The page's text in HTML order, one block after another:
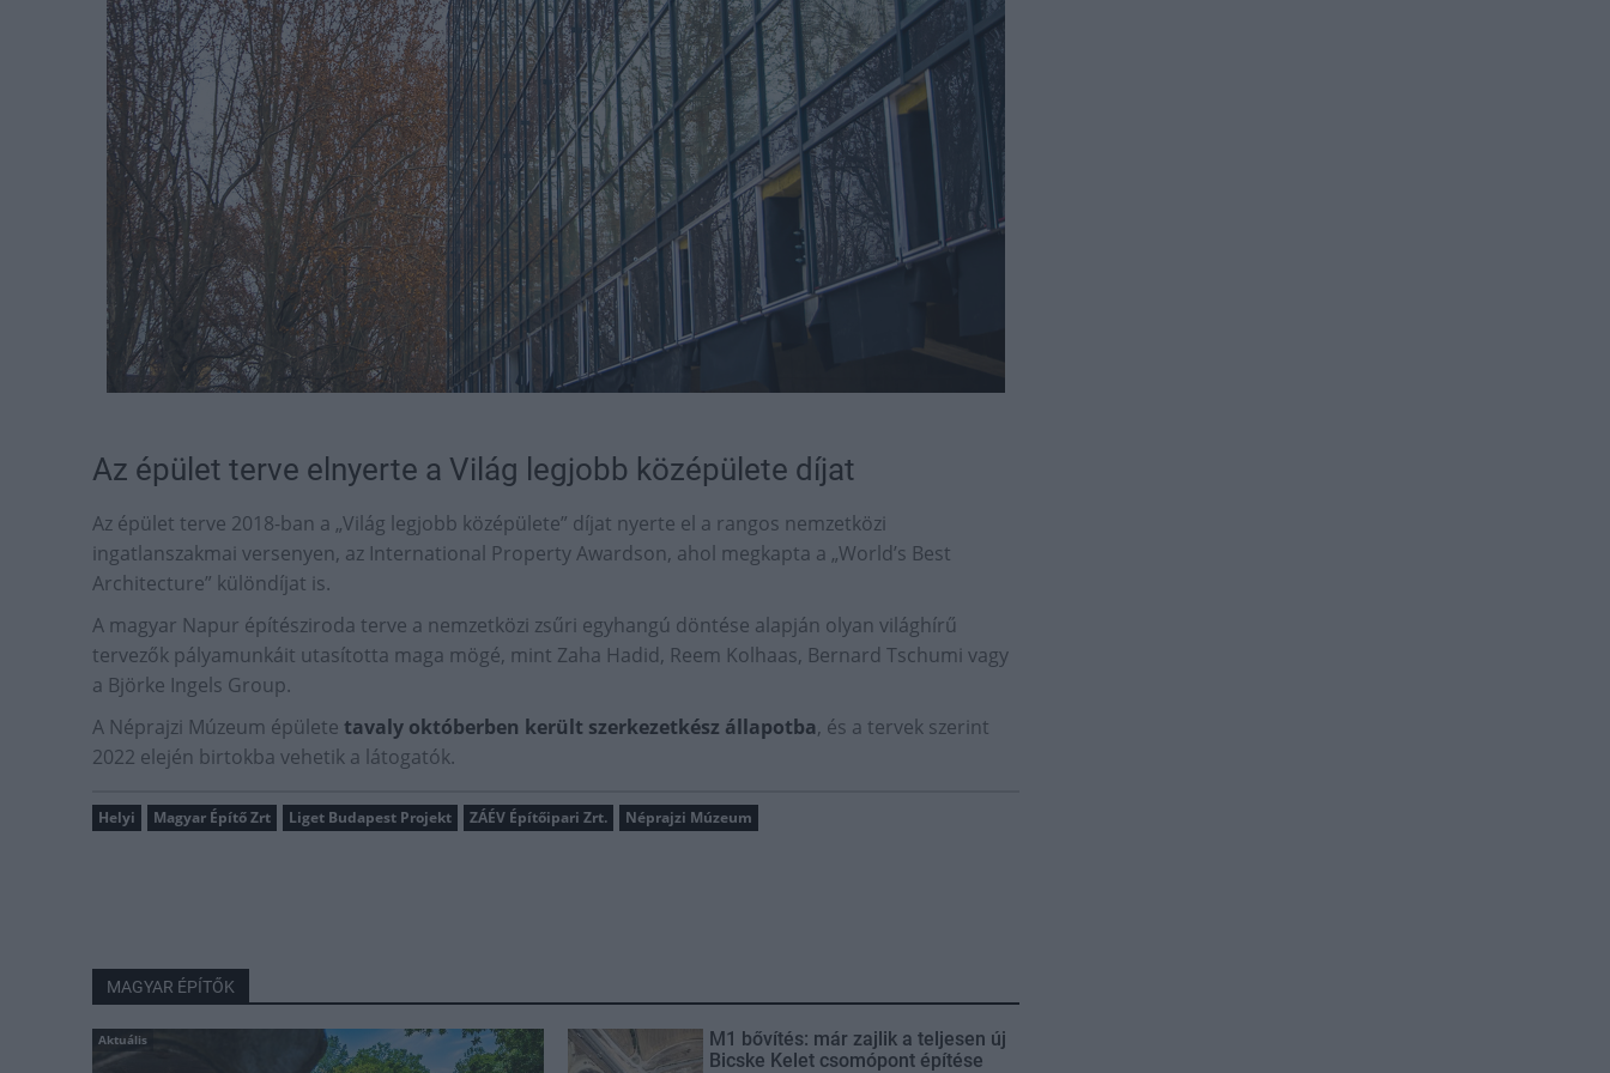
Az épület terve elnyerte a Világ legjobb középülete díjat
Az épület terve 2018-ban a „Világ legjobb középülete” díjat nyerte el a rangos nemzetközi
ingatlanszakmai versenyen, az International Property Awardson, ahol megkapta a „World’s Best
Architecture” különdíjat is.
A magyar Napur építésziroda terve a nemzetközi zsűri egyhangú döntése alapján olyan világhírű
tervezők pályamunkáit utasította maga mögé, mint Zaha Hadid, Reem Kolhaas, Bernard Tschumi vagy
a Björke Ingels Group.
A Néprajzi Múzeum épülete tavaly októberben került szerkezetkész állapotba, és a tervek szerint
2022 elején birtokba vehetik a látogatók.
Helyi Magyar Építő Zrt Liget Budapest Projekt ZÁÉV Építőipari Zrt. Néprajzi Múzeum
MAGYAR ÉPÍTŐK
Aktuális
M1 bővítés: már zajlik a teljesen új
Bicske Kelet csomópont építése